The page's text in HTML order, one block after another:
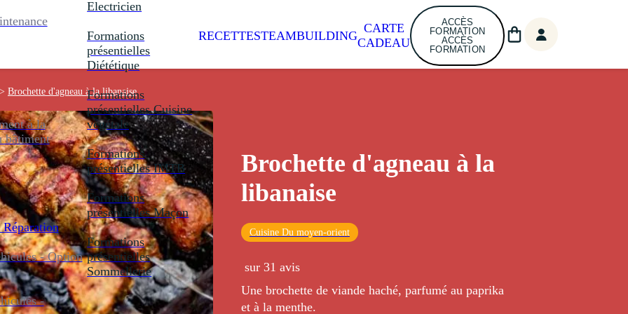
à la
bâtiment
- Option
-
Electricien
Formations
présentielles
Diététique
Formations
présentielles Cuisine
végétale
Formations
présentielles IMTB
Formations
présentielles Maçon
Formations
présentielles
Sommellerie
RECETTESTEAMBUILDING
CARTE
CADEAU
ACCÈS
FORMATION
ACCÈS
FORMATION
> Brochette d'agneau à la libanaise
Brochette d'agneau à la
libanaise
Cuisine Du moyen-orient
sur 31 avis
Une brochette de viande haché, parfumé au paprika
et à la menthe.